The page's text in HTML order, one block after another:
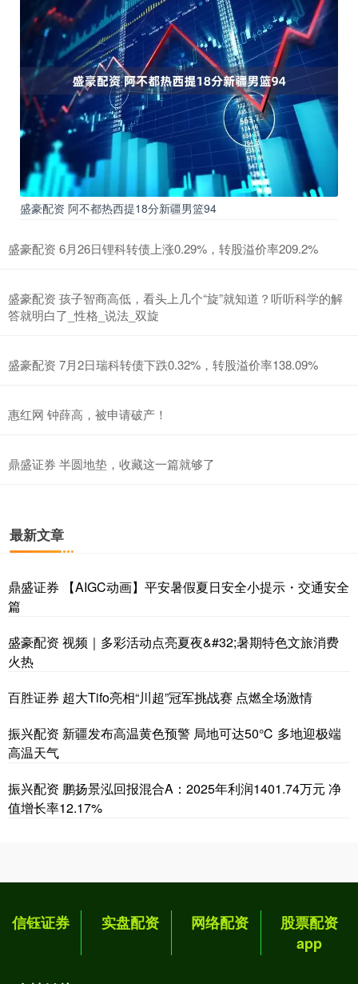
盛豪配资 阿不都热西提18分新疆男篮94
盛豪配资 6月26日锂科转债上涨0.29%，转股溢价率209.2%
盛豪配资 孩子智商高低，看头上几个“旋”就知道？听听科学的解
答就明白了_性格_说法_双旋
盛豪配资 7月2日瑞科转债下跌0.32%，转股溢价率138.09%
惠红网 钟薛高，被申请破产！
鼎盛证券 半圆地垫，收藏这一篇就够了
最新文章
鼎盛证券 【AIGC动画】平安暑假夏日安全小提示・交通安全
篇
盛豪配资 视频｜多彩活动点亮夏夜&#32;暑期特色文旅消费
火热
百胜证券 超大Tifo亮相“川超”冠军挑战赛 点燃全场激情
振兴配资 新疆发布高温黄色预警 局地可达50℃ 多地迎极端
高温天气
振兴配资 鹏扬景泓回报混合A：2025年利润1401.74万元 净
值增长率12.17%
信钰证券 实盘配资 网络配资
股票配资
app